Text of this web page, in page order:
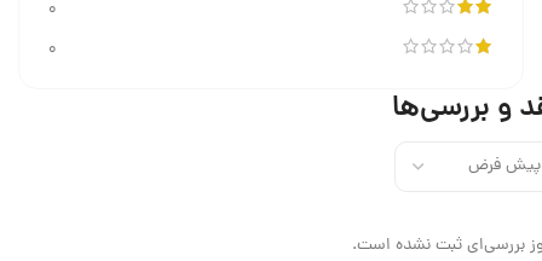
0
0
و بررسی‌ها
بررسی‌ای ثبت نشده است.